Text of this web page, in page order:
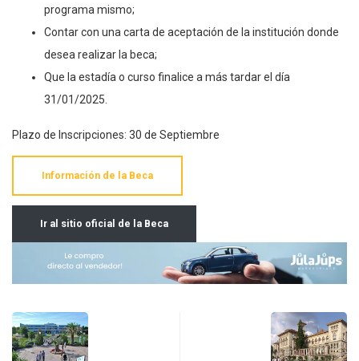
programa mismo;
Contar con una carta de aceptación de la institución donde
desea realizar la beca;
Que la estadía o curso finalice a más tardar el día
31/01/2025.
Plazo de Inscripciones: 30 de Septiembre
Información de la Beca
Ir al sitio oficial de la Beca